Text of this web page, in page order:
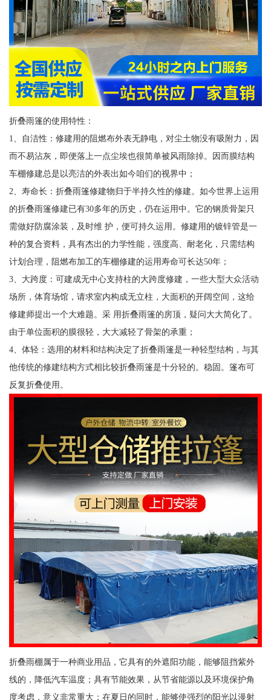
折叠雨篷的使用特性：
1、自洁性：修建用的阻燃布外表无静电，对尘土物没有吸附力，因
而不易沾灰，即便落上一点尘埃也很简单被风雨除掉。因而膜结构
车棚修建总是以亮洁的外表出如今咱们的视界中；
2、寿命长：折叠雨篷修建物归于半持久性的修建。如今世界上运用
的折叠雨篷修建已有30多年的历史，仍在运用中。它的钢质骨架只
需做好防腐涂装，及时维 护，便可持久运用。修建用的镀锌管是一
种的复合资料，具有杰出的力学性能，强度高、耐老化，只需结构
计划合理，阻燃布加工的车棚修建的运用寿命可长达50年；
3、大跨度：可建成无中心支持柱的大跨度修建，一些大型大众活动
场所，体育场馆，请求室内构成无立柱，大面积的开阔空间，这给
修建师提出一个大难题。采 用折叠雨篷的房顶，疑问大大简化了。
由于单位面积的膜很轻，大大减轻了骨架的承重；
4、体轻：选用的材料和结构决定了折叠雨篷是一种轻型结构，与其
他传统的修建结构方式相比较折叠雨篷是十分轻的。稳固。篷布可
反复折叠使用。
折叠雨棚属于一种商业用品，它具有的外遮阳功能，能够阻挡紫外
线的，降低汽车温度；具有节能效果，从节省能源以及环境保护角
度考虑，意义非常重大；在夏日的同时，能够使强烈的阳光以漫射